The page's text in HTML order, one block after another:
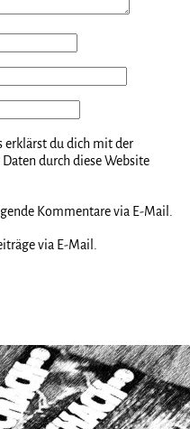
erklärst du dich mit der
durch diese Website
Kommentare via E-Mail.
via E-Mail.